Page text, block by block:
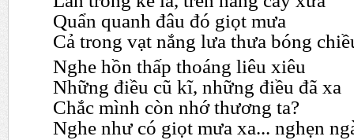
Quẩn quanh đâu đó giọt mưa
Cả trong vạt nắng lưa thưa bóng
Nghe hồn thấp thoáng liêu xiêu
Những điều cũ kĩ, những điều đã xa
Chắc mình còn nhớ thương ta?
Nghe như có giọt mưa xa... nghẹn